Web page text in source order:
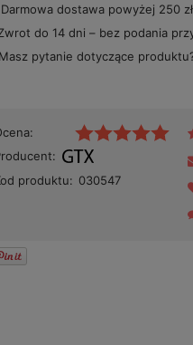
Darmowa dostawa powyżej 250
do 14 dni – bez podania
Masz pytanie dotyczące
produktu: 030547